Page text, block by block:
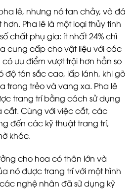
lê, nhưng nó tan chảy, và đá
Pha lê là một loại thủy tinh
chất phụ gia: ít nhất 24% chì
cung cấp cho vật liệu với các
ưu điểm vượt trội hơn hẳn so
độ tán sắc cao, lấp lánh, khi gõ
trong trẻo và vang xa. Pha lê
trang trí bằng cách sử dụng
cắt. Cùng với việc cắt, các
đến các kỹ thuật trang trí,
khác.
cho hoa có thân lớn và
nó được trang trí với một hình
nghệ nhân đã sữ dụng kỹ